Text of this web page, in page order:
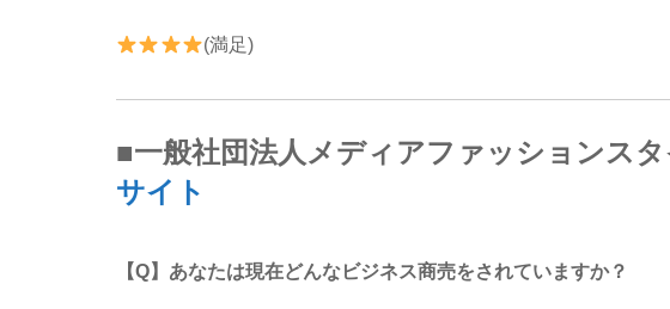
(満足)
■一般社団法人メディアファッションス
サイト
【Q】あなたは現在どんなビジネス商売をされていますか？